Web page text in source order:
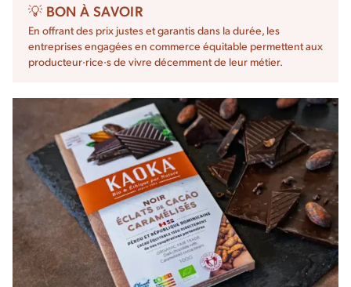
💡 BON À SAVOIR
En offrant des prix justes et garantis dans la durée, les
entreprises engagées en commerce équitable permettent aux
producteur·rice·s de vivre décemment de leur métier.